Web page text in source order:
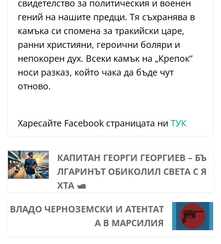
свидетелство за политическия и военен
гений на нашите предци. Тя съхранява в
камъка си спомена за тракийски царе,
ранни християни, героични боляри и
непокорен дух. Всеки камък на „Крепок“
носи разказ, който чака да бъде чут
отново.
Харесайте Facebook страницата ни ТУК
КАПИТАН ГЕОРГИ ГЕОРГИЕВ – БЪ
ЛГАРИНЪТ ОБИКОЛИЛ СВЕТА С Я
ХТА 🛥️
ВЛАДО ЧЕРНОЗЕМСКИ И АТЕНТАТ
А В МАРСИЛИЯ